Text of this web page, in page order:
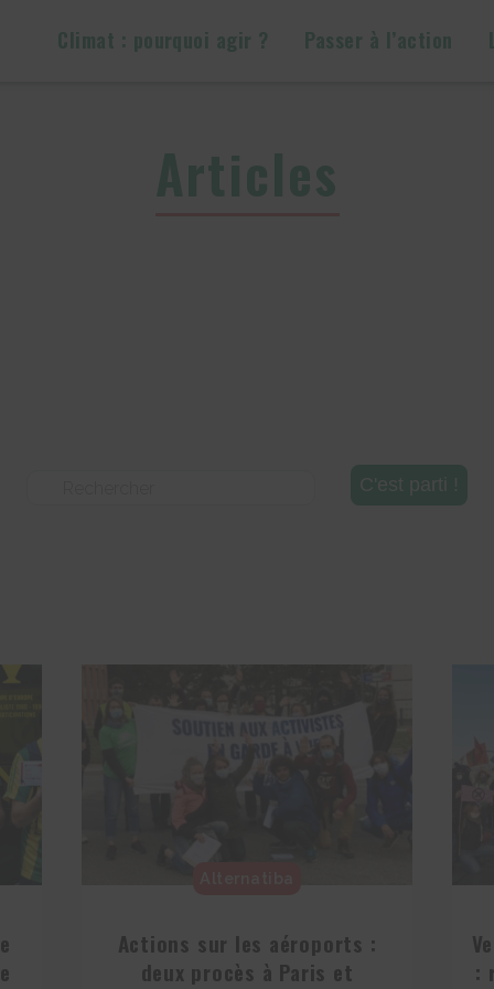
Climat : pourquoi agir ? Passer à l’action
Articles
Actions sur les aéroports :
deux procès à Paris et
: